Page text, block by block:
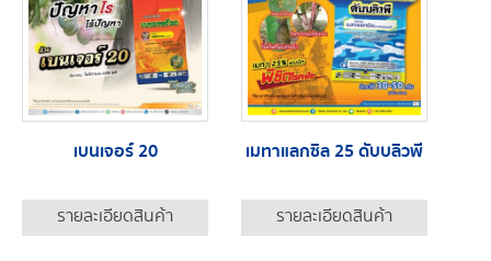
เบนเจอร์ 20
รายละเอียดสินค้า
เมทาแลกซิล 25 ดับบลิวพี
รายละเอียดสินค้า